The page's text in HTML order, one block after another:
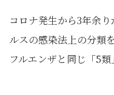
コロナ発生から3年余
ルスの感染法上の分類
フルエンザと同じ「5類